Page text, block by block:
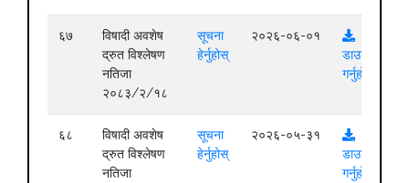
६७
विषादी अवशेष
द्रुत विश्लेषण
नतिजा
२०८३/२/१८
सूचना
हेर्नुहोस्
२०२६-०६-०१
डाउनलोड
गर्नुहोस्
६८
विषादी अवशेष
द्रुत विश्लेषण
नतिजा
सूचना
हेर्नुहोस्
२०२६-०५-३१
डाउनलोड
गर्नुहोस्